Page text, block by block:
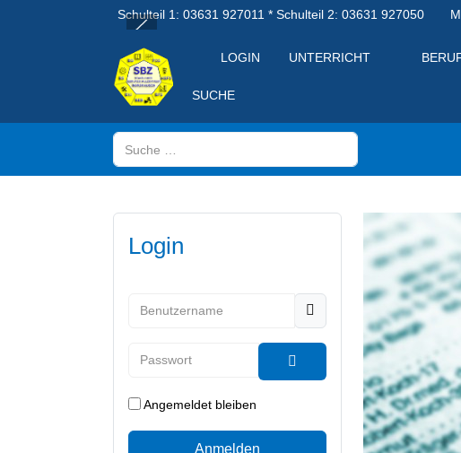
Schulteil 1: 03631 927011 * Schulteil 2: 03631 927050
LOGIN UNTERRICHT
SUCHE
Suchen
Login
Passwort anzeigen
Angemeldet bleiben
Anmelden